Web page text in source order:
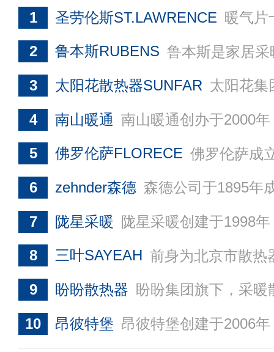
1 圣劳伦斯ST.LAWRENCE 暖气片十大品牌，是一家集研发、生产和销售于一体的新型采暖设备集团，涵盖
2 鲁本斯RUBENS 鲁本斯是家居采暖精英，高等艺术类家居采暖品牌，致力于为客户提供高品质供暖产品，作为采暖行业领先企业，鲁本斯RUBENS在国内拥有多个生产基地，持续
3 太阳花散热器SUNFAR 太阳花集团始创于2001年，集散热器、地暖系统等家居供暖系统产品研发、制造、营销、服务于一体的高新技术
4 南山暖通 南山暖通创办于2000年，是南山控股旗下散热器、管材管件生产制造业务板块，国内规模较大的暖气片生产基地，提供散热器和管材一体化服务，是铜
5 佛罗伦萨FLORECE 佛罗伦萨成立于2002年，专业研发生产散热器产品，是国内新型散热器研发基地，较早生产新型钢制散热器的企业，并参与制定了多项散热
6 zehnder森德 森德公司于1895年成立于瑞士，在全球20多个国家和地区设有研发、生产和销售服务机构，主要从事采暖、制冷、新风、清洁、集成控制等产品的研发与销售。森德中国成立于1995年
7 陇星采暖 陇星采暖创建于1998年，国内大型太阳能光热应用产品和散热器生产企业，拥有兰州国家高新区陇星总部经济示范园区和兰州新区陇星新能源装备制造产业园为主的两大产业板块，以生产
8 三叶SAYEAH 前身为北京市散热器厂，于1971年开始研制生产钢制散热器，是国内较早的钢制散热器研发基地及生产厂家之一，已形成多种系列的散热器产品，
9 盼盼散热器 盼盼集团旗下，采暖散热器行业知名品牌，盼盼散热器于2001年进入采暖领域，现拥有营口、天津两大生产研发基地，主要提供钢制板式
10 昂彼特堡 昂彼特堡创建于2006年，是一家集研发、制造和营销为一体并具有自营进出口产权的采暖系统集成供应商，主要生产压铸铝散热器、钢制散热器、电采暖散热器、铜铝（钢铝）复合散热器以及系列卫浴散热器产品